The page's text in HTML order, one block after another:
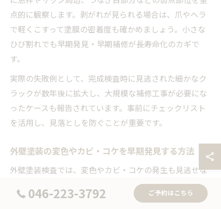
点的に観察します。剥がれが見られる場合は、爪やヘラ
で軽くこすって塗膜の密着度も確かめましょう。小さな
ひび割れでも早期発見・早期補修が長寿命化のカギで
す。
実際の失敗例として、完成検査時に見逃された細かなク
ラックが数年後に拡大し、大規模な補修工事が必要にな
ったケースも報告されています。事前にチェックリスト
を活用し、見落としを防ぐことが重要です。
外壁塗装の変色やカビ・コケを早期発見する方法
外壁塗装検査では、変色やカビ・コケの発生も見逃せな
いポイントです。変色は塗膜の劣化や日射・雨水による
色あせが原因で、外観の美しさだけでなく塗膜の機能低
046-223-3792 ご予約はこちら